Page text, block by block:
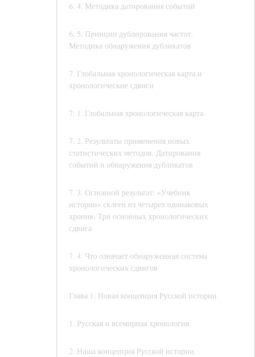
6. 4. Методика датирования событий
6. 5. Принцип дублирования частот.
Методика обнаружения дубликатов
7. Глобальная хронологическая карта и
хронологические сдвиги
7. 1. Глобальная хронологическая карта
7. 2. Результаты применения новых
статистических методов. Датирования
событий и обнаружения дубликатов
7. 3. Основной результат: «Учебник
истории» склеен из четырех одинаковых
хроник. Три основных хронологических
сдвига
7. 4. Что означает обнаруженная система
хронологических сдвигов
Глава 1. Новая концепция Русской истории
1. Русская и всемирная хронология
2. Наша концепция Русской истории.